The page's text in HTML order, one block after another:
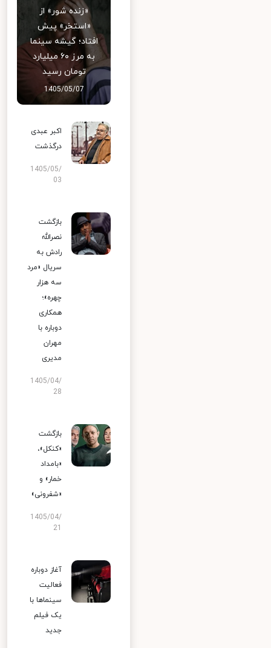
«زنده شور» از
«استخر» پیش
افتاد؛ گیشه سینما
به مرز ۶۰ میلیارد
تومان رسید
1405/05/07
اکبر عبدی
درگذشت
1405/05/
03
بازگشت
نصرالله
رادش به
سریال «مرد
سه هزار
چهره»؛
همکاری
دوباره با
مهران
مدیری
1405/04/
28
بازگشت
«کنکل»،
«بامداد
خمار» و
«شفرونی»
1405/04/
آغاز دوباره
فعالیت
سینماها با
یک فیلم
جدید